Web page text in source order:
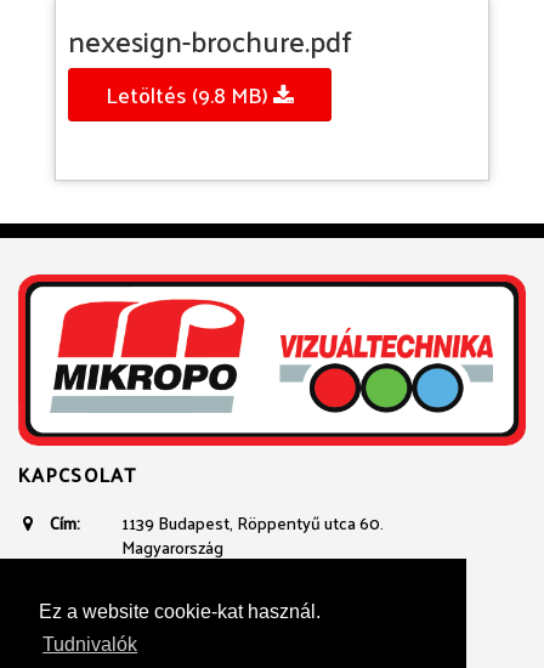
Ez a website cookie-kat használ.
Tudnivalók
nexesign-brochure.pdf
Letöltés (9.8 MB)
KAPCSOLAT
Cím:
1139 Budapest, Röppentyű utca 60.
Magyarország
Telefon: +361 236 3100
+36 20 934 23 40